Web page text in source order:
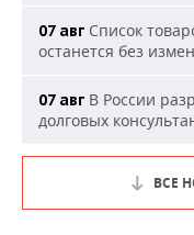
07 авг Список
останется без
07 авг В России
долговых
ВСЕ